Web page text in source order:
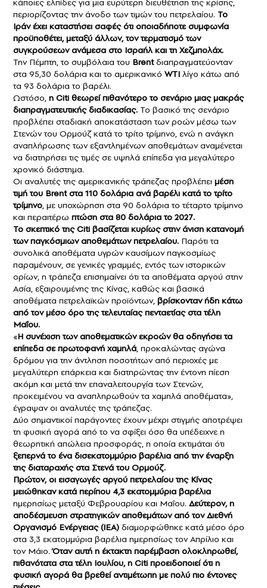
κάποιες ελπίδες για μια ευρύτερη διευθέτηση της κρίσης,
περιορίζοντας την άνοδο των τιμών του πετρελαίου. Το
Ιράν έχει καταστήσει σαφές ότι οποιαδήποτε συμφωνία
προϋποθέτει, μεταξύ άλλων, τον τερματισμό των
συγκρούσεων ανάμεσα στο Ισραήλ και τη Χεζμπολάχ.
Την Πέμπτη, το συμβόλαια του Brentδιαπραγματεύονταν
στα 95,30 δολάρια και το αμερικανικό WTI λίγο κάτω από
τα 93 δολάρια το βαρέλι.
Ωστόσο, η Citi θεωρεί πιθανότερο το σενάριο μιας μακράς
διαπραγματευτικής διαδικασίας. Το βασικό της σενάριο
προβλέπει σταδιακή αποκατάσταση των ροών μέσω των
Στενών του Ορμούζ κατά το τρίτο τρίμηνο, ενώ η ανάγκη
αναπλήρωσης των εξαντλημένων αποθεμάτων αναμένεται
να διατηρήσει τις τιμές σε υψηλά επίπεδα για μεγαλύτερο
χρονικό διάστημα.
Οι αναλυτές της αμερικανικής τράπεζας προβλέπει μέση
τιμή του Brent στα 110 δολάρια ανά βαρέλι κατά το τρίτο
τρίμηνο, με υποχώρηση στα 90 δολάρια το τέταρτο τρίμηνο
και περαιτέρω πτώση στα 80 δολάρια το 2027.
Το σκεπτικό της Citi βασίζεται κυρίως στην άνιση κατανομή
των παγκόσμιων αποθεμάτων πετρελαίου. Παρότι τα
συνολικά αποθέματα υγρών καυσίμων παγκοσμίως
παραμένουν, σε γενικές γραμμές, εντός των ιστορικών
ορίων, η τράπεζα επισημαίνει ότι τα αποθέματα αργού στην
Ασία, εξαιρουμένης της Κίνας, καθώς και βασικά
αποθέματα πετρελαϊκών προϊόντων, βρίσκονταν ήδη κάτω
από τον μέσο όρο της τελευταίας πενταετίας στα τέλη
Μαΐου.
«Η συνέχιση των αποθεματικών εκροών θα οδηγήσει τα
επίπεδα σε πρωτοφανή χαμηλά, προκαλώντας αγώνα
δρόμου για την άντληση ποσοτήτων από περιοχές με
μεγαλύτερη επάρκεια και διατηρώντας την έντονη πίεση
ακόμη και μετά την επαναλειτουργία των Στενών,
προκειμένου να αναπληρωθούν τα χαμηλά αποθέματα»,
έγραψαν οι αναλυτές της τράπεζας.
Δύο σημαντικοί παράγοντες έχουν μέχρι στιγμής αποτρέψει
τη φυσική αγορά από το να σφίξει όσο θα υπέδειχνε η
θεωρητική απώλεια προσφοράς, η οποία εκτιμάται ότι
ξεπερνά το ένα δισεκατομμύριο βαρέλια από την έναρξη
της διαταραχής στα Στενά του Ορμούζ.
Πρώτον, οι εισαγωγές αργού πετρελαίου της Κίνας
μειώθηκαν κατά περίπου 4,3 εκατομμύρια βαρέλια
ημερησίως μεταξύ Φεβρουαρίου και Μαΐου. Δεύτερον, η
αποδέσμευση στρατηγικών αποθεμάτων από τον Διεθνή
Οργανισμό Ενέργειας (IEA) διαμορφώθηκε κατά μέσο όρο
στα 3,3 εκατομμύρια βαρέλια ημερησίως τον Απρίλιο και
τον Μάιο.Όταν αυτή η έκτακτη παρέμβαση ολοκληρωθεί,
πιθανότατα στα τέλη Ιουλίου, η Citi προειδοποιεί ότι η
φυσική αγορά θα βρεθεί αντιμέτωπη με πολύ πιο έντονες